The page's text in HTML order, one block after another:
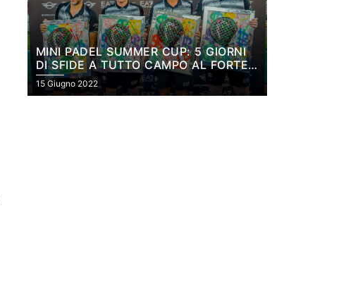
MINI PADEL SUMMER CUP: 5 GIORNI
DI SFIDE A TUTTO CAMPO AL FORTE
VILLAGE RESORT
15 Giugno 2022